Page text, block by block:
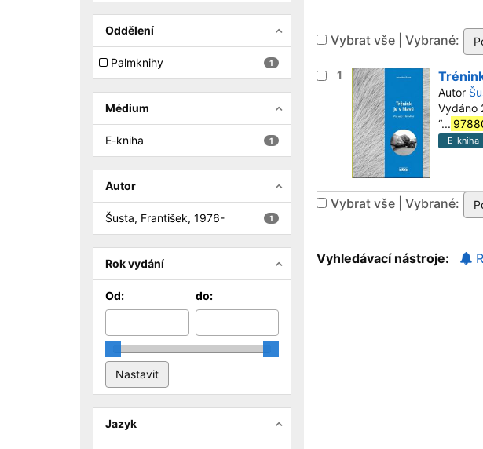
Vybrat vše | Vybrané:
1
Autor
Vydáno
“...
E-kniha
Vybrat vše | Vybrané:
Vyhledávací nástroje:
Oddělení
1
Palmknihy
Médium
1
E-kniha
Autor
1
Šusta, František, 1976-
Rok vydání
Od: do:
Jazyk